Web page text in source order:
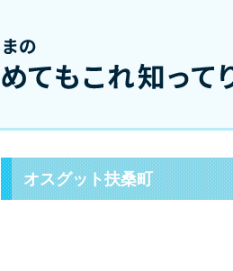
オスグット扶桑町